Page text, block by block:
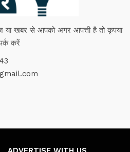
या खबर से आपको अगर आपत्ती है तो कृपया
करें